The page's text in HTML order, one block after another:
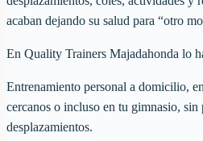
acaban dejando su salud para “otro
En Quality Trainers Majadahonda lo
Entrenamiento personal a domicilio,
cercanos o incluso en tu gimnasio, sin
desplazamientos.